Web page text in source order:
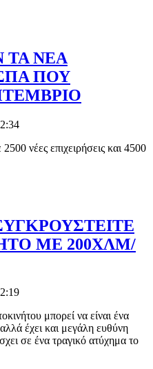
ΤΑ ΝΕΑ
ΠΟΥ
νέες επιχειρήσεις και 4500
ΜΕ 200ΧΛΜ/
μπορεί να είναι ένα
έχει και μεγάλη ευθύνη
σε ένα τραγικό ατύχημα το